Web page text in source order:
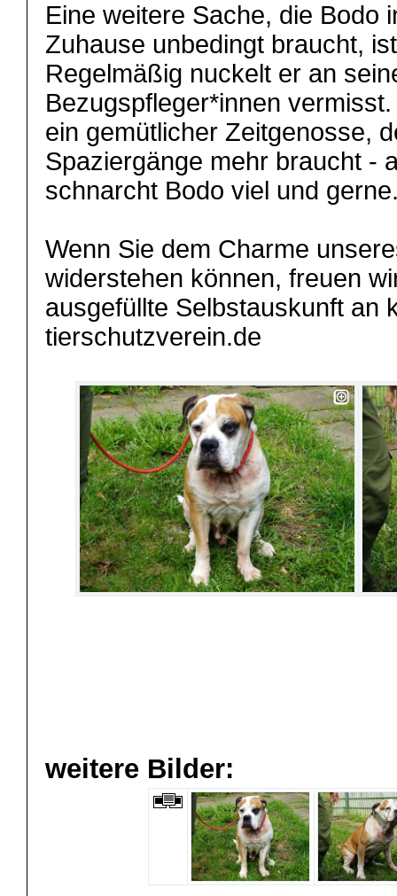
Eine weitere Sache, die Bodo
Zuhause unbedingt braucht,
Regelmäßig nuckelt er an
Bezugspfleger*innen
ein gemütlicher Zeitgenosse,
Spaziergänge mehr braucht -
schnarcht Bodo viel und
Wenn Sie dem Charme
widerstehen können, freuen
ausgefüllte Selbstauskunft an
tierschutzverein.de
weitere Bilder: